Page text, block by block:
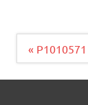
« P1010571